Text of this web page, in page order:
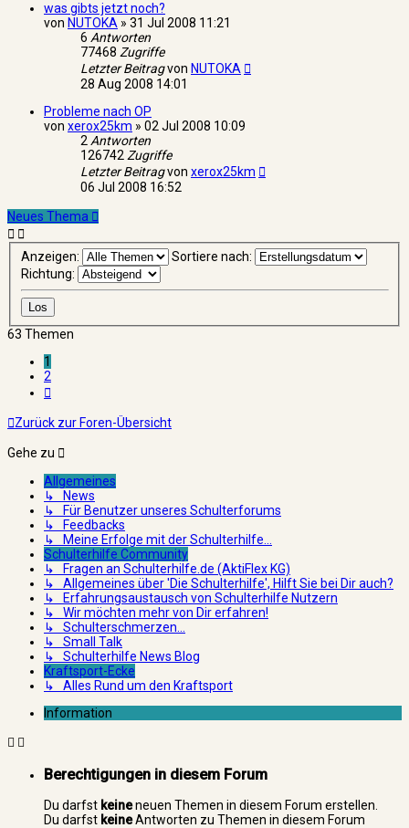
was gibts jetzt noch?
von NUTOKA » 31 Jul 2008 11:21
6 Antworten
77468 Zugriffe
Letzter Beitragvon NUTOKA
28 Aug 2008 14:01
Probleme nach OP
von xerox25km » 02 Jul 2008 10:09
2Antworten
126742Zugriffe
Letzter Beitragvon xerox25km
06 Jul 2008 16:52
Neues Thema
Anzeigen:
Sortiere nach:
Richtung:
63 Themen
1
2
Zurück zur Foren-Übersicht
Gehe zu
Allgemeines
↳ News
↳ Für Benutzer unseres Schulterforums
↳ Feedbacks
↳ Meine Erfolge mit der Schulterhilfe...
Schulterhilfe Community
↳ Fragen an Schulterhilfe.de (AktiFlex KG)
↳ Allgemeines über 'Die Schulterhilfe', Hilft Sie bei Dir auch?
↳ Erfahrungsaustausch von Schulterhilfe Nutzern
↳ Wir möchten mehr von Dir erfahren!
↳ Schulterschmerzen...
↳ Small Talk
↳ Schulterhilfe News Blog
Kraftsport-Ecke
↳ Alles Rund um den Kraftsport
Information
Berechtigungen in diesem Forum
Du darfst keineneuen Themen in diesem Forum erstellen.
Du darfst keineAntworten zu Themen in diesem Forum